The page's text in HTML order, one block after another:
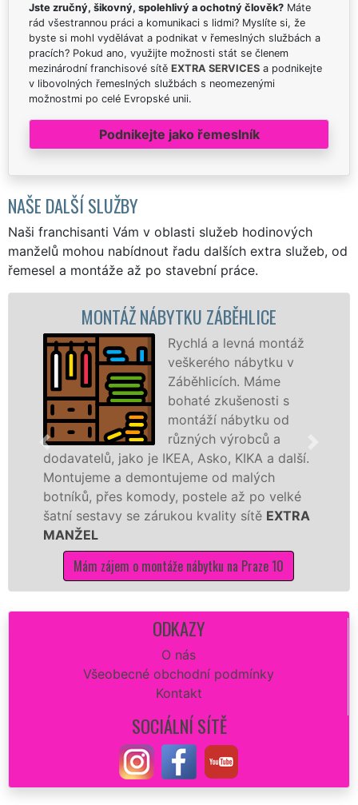
Jste zručný, šikovný, spolehlivý a ochotný člověk? Máte
rád všestrannou práci a komunikaci s lidmi? Myslíte si, že
byste si mohl vydělávat a podnikat v řemeslných službách a
pracích? Pokud ano, využijte možnosti stát se členem
mezinárodní franchisové sítě EXTRA SERVICES a podnikejte
v libovolných řemeslných službách s neomezenými
možnostmi po celé Evropské unii.
Podnikejte jako řemeslník
NAŠE DALŠÍ SLUŽBY
Naši franchisanti Vám v oblasti služeb hodinových
manželů mohou nabídnout řadu dalších extra služeb, od
řemesel a montáže až po stavební práce.
NÁBYTKU ZÁBĚHLICE
Rychlá a levná montáž
veškerého nábytku v
Záběhlicích. Máme
bohaté zkušenosti s
montáží nábytku od
různých výrobců a
jako je IKEA, Asko, KIKA a další.
a demontujeme od malých
komody, postele až po velké
se zárukou kvality sítěEXTRA
o montáže nábytku na Praze 10
různých
Nobilie,
tuto kuchyň
ODKAZY
O nás
Všeobecné obchodní podmínky
Kontakt
SOCIÁLNÍ SÍTĚ